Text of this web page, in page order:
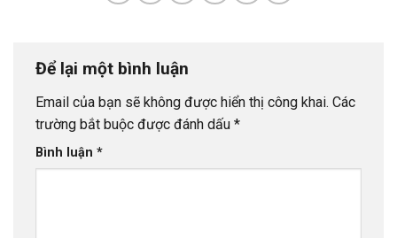
Để lại một bình luận
Email của bạn sẽ không được hiển thị công khai. Các
trường bắt buộc được đánh dấu *
Bình luận *